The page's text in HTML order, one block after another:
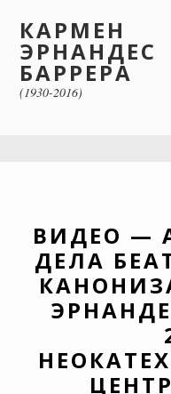
КАРМЕН
ЭРНАНДЕС
БАРРЕРА
(1930-2016)
ВИДЕО —
ДЕЛА